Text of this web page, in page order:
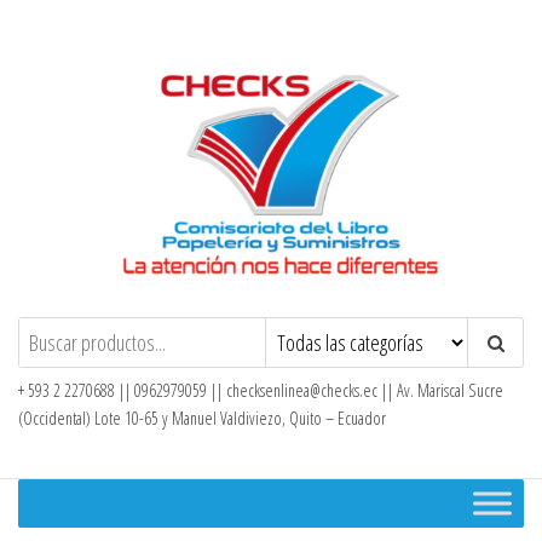
Checks – Tienda en Línea
+ 593 2 2270688 || 0962979059 || checksenlinea@checks.ec || Av. Mariscal Sucre
(Occidental) Lote 10-65 y Manuel Valdiviezo, Quito – Ecuador